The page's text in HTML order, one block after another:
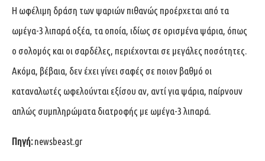
Η ωφέλιμη δράση των ψαριών πιθανώς προέρχεται από τα
ωμέγα-3 λιπαρά οξέα, τα οποία, ιδίως σε ορισμένα ψάρια, όπως
ο σολομός και οι σαρδέλες, περιέχονται σε μεγάλες ποσότητες.
Ακόμα, βέβαια, δεν έχει γίνει σαφές σε ποιον βαθμό οι
καταναλωτές ωφελούνται εξίσου αν, αντί για ψάρια, παίρνουν
απλώς συμπληρώματα διατροφής με ωμέγα-3 λιπαρά.
Πηγή:newsbeast.gr